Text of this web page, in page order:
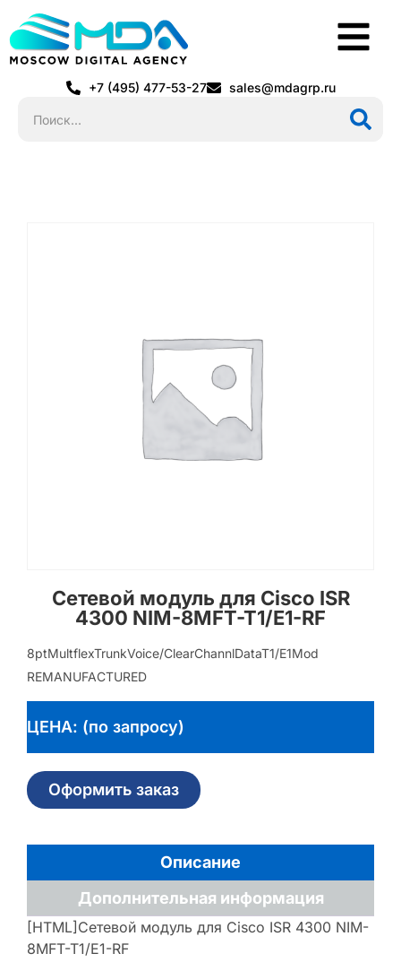
+7 (495) 477-53-27 sales@mdagrp.ru
Сетевой модуль для Cisco ISR
4300 NIM-8MFT-T1/E1-RF
8ptMultflexTrunkVoice/ClearChannlDataT1/E1Mod
REMANUFACTURED
ЦЕНА: (по запросу)
Оформить заказ
Описание
Дополнительная информация
[HTML]Сетевой модуль для Cisco ISR 4300 NIM-
8MFT-T1/E1-RF